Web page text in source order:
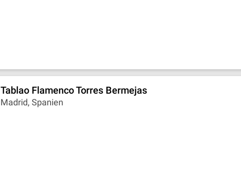
Tablao Flamenco Torres Bermejas
Madrid, Spanien